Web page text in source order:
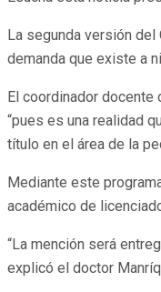
La segunda versión
demanda que existe a
El coordinador
“pues es una realidad
título en el área de la
Mediante este
académico de
“La mención será
explicó el doctor